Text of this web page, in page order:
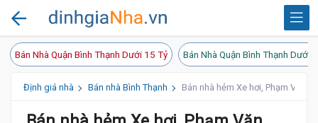
Bán Nhà Quận Bình Thạnh Dưới 15 Tỷ Bán Nhà Quận Bình Thạnh Dưới
Định giá nhà Bán nhà Bình Thạnh Bán nhà hẻm Xe hơi, Phạm Văn